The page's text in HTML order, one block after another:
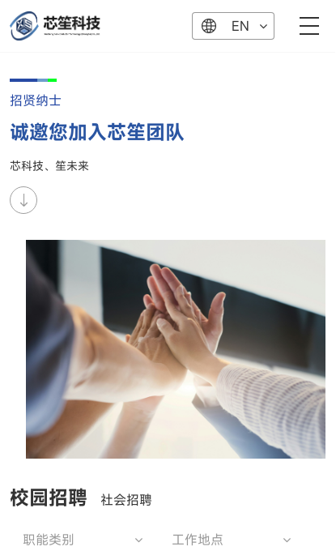
EN
招贤纳士
诚邀您加入芯笙团队
芯科技、笙未来
校园招聘 社会招聘
职能类别 工作地点